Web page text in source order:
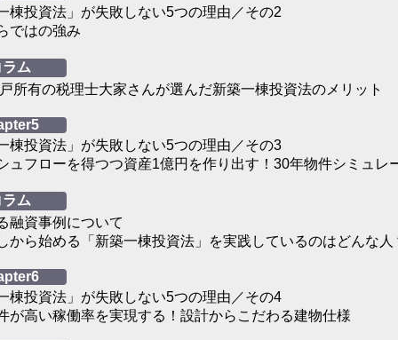
棟投資法」が失敗しない5つの理由／その2
ではの強み
ム
所有の税理士大家さんが選んだ新築一棟投資法のメリット
棟投資法」が失敗しない5つの理由／その3
ュフローを得つつ資産1億円を作り出す！30年物件シミュレ
ム
融資事例について
から始める「新築一棟投資法」を実践しているのはどんな人
棟投資法」が失敗しない5つの理由／その4
が高い稼働率を実現する！設計からこだわる建物仕様